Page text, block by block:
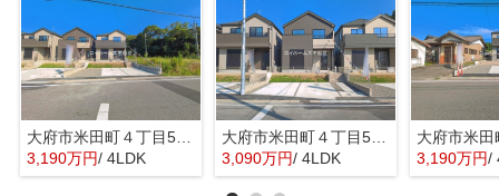
大府市米田町４丁目55『仲介料無料』新築戸建て
3,190万円/ 4LDK
大府市米田町４丁目55『仲介料無料』新築戸建て
3,090万円/ 4LDK 3,190万円/